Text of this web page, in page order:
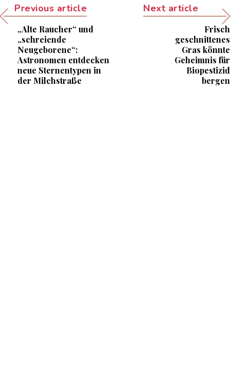
Previous article
„Alte Raucher“ und
„schreiende
Neugeborene“:
Astronomen entdecken
neue Sternentypen in
der Milchstraße
Next article
Frisch
geschnittenes
Gras könnte
Geheimnis für
Biopestizid
bergen